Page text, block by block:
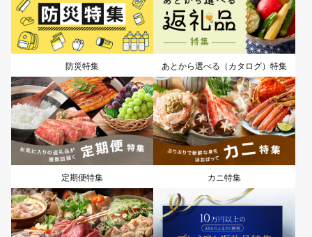
防災特集 あとから選べる（カタログ）特集
定期便特集 カニ特集